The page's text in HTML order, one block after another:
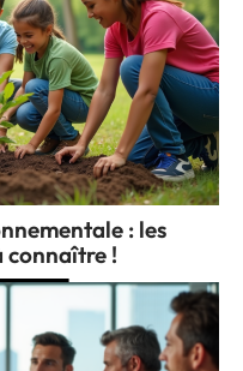
: les
connaître !